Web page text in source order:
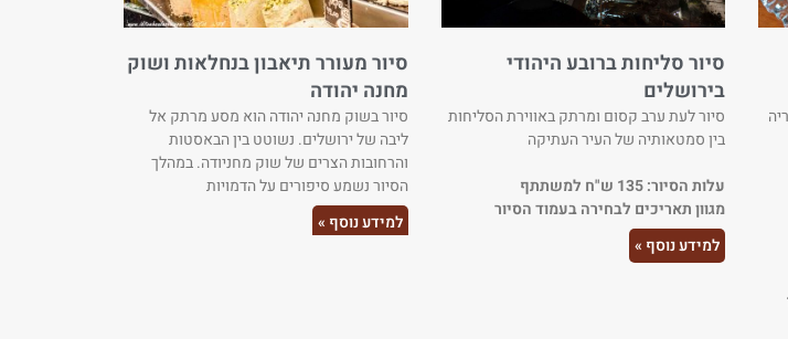
סיור סליחות ברובע היהודי
בירושלים
סיור לעת ערב קסום ומרתק באווירת הסליחות
בין סמטאותיה של העיר העתיקה
עלות הסיור: 135 ש"ח למשתתף
מגוון תאריכים לבחירה בעמוד הסיור
למידע נוסף »
סיור מעורר תיאבון בנחלאות ושוק
מחנה יהודה
סיור בשוק מחנה יהודה הוא מסע מרתק אל
ליבה של ירושלים. נשוטט בין הבאסטות
והרחובות הצרים של שוק מחניודה. במהלך
הסיור נשמע סיפורים על הדמויות
למידע נוסף »